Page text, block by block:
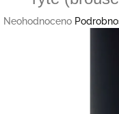
Průměrné
Neohodnoceno